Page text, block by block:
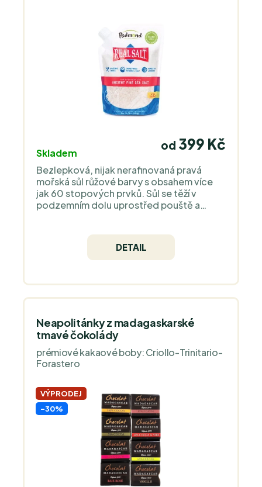
Skladem
od 399 Kč
Bezlepková, nijak nerafinovaná pravá
mořská sůl růžové barvy s obsahem více
jak 60 stopových prvků. Sůl se těží v
podzemním dolu uprostřed pouště a
DETAIL
Neapolitánky z madagaskarské
tmavé čokolády
prémiové kakaové boby: Criollo-Trinitario-
Forastero
VÝPRODEJ
-30%